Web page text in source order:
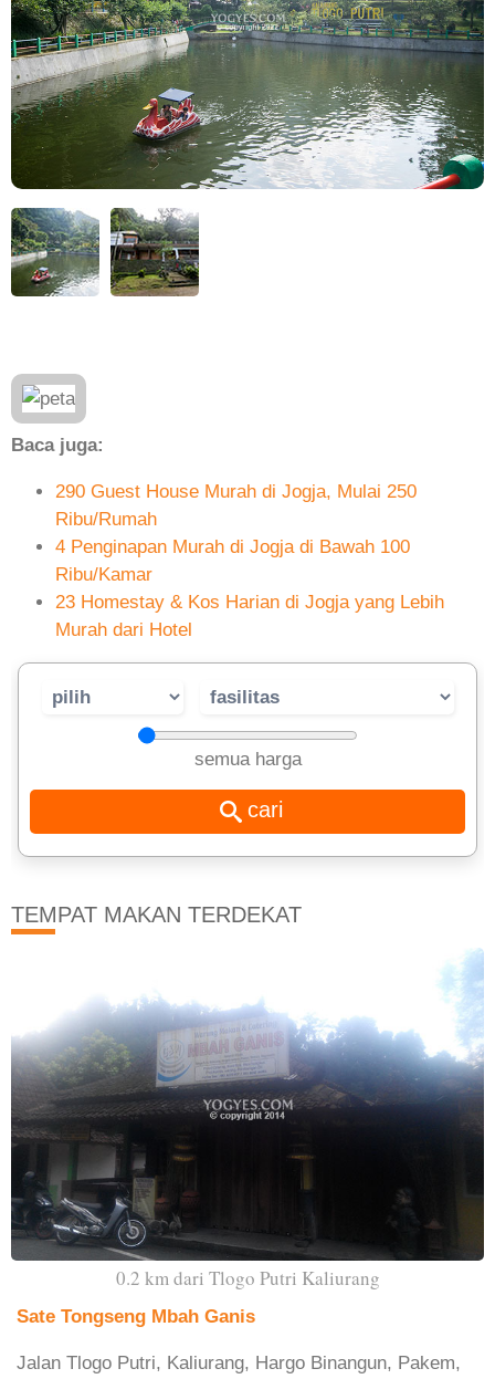
Baca juga:
290 Guest House Murah di Jogja, Mulai 250
Ribu/Rumah
4 Penginapan Murah di Jogja di Bawah 100
Ribu/Kamar
23 Homestay & Kos Harian di Jogja yang Lebih
Murah dari Hotel
semua harga
TEMPAT MAKAN TERDEKAT
0.2 km dari Tlogo Putri Kaliurang
Sate Tongseng Mbah Ganis
Jalan Tlogo Putri, Kaliurang, Hargo Binangun, Pakem,